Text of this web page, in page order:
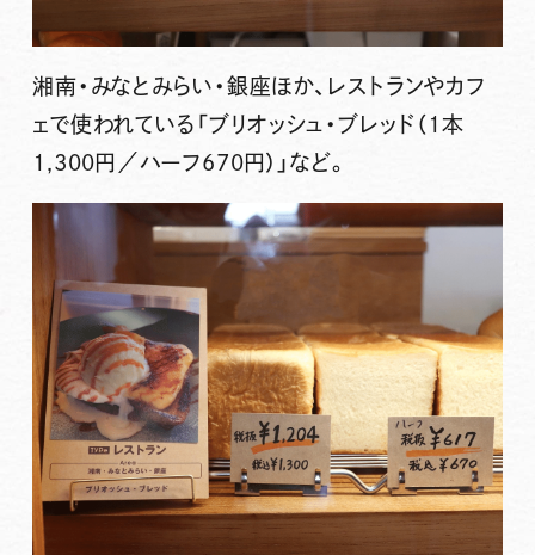
湘南・みなとみらい・銀座ほか、レストランやカフ
ェで使われている 「ブリオッシュ・ブレッド（1本
1,300円／ハーフ670円）」など。